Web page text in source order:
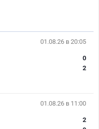
01.08.26 в 20:05
0
2
01.08.26 в 11:00
2